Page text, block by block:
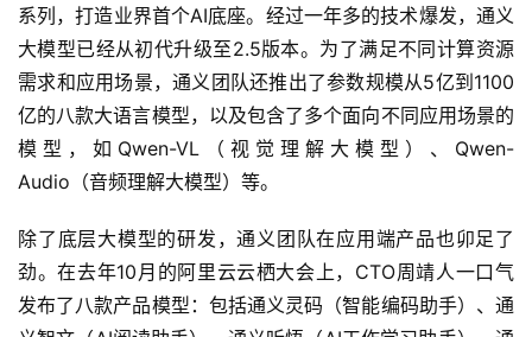
比起开源和闭源之争，如何实现商业化才是各家大模型当前
急需解决的难题。
纵观阿里通义大模型的体系，可以分为大模型底座和应用端
产品模型两个层面。2022年9月，达摩院发布“通义”大模型
系列，打造业界首个AI底座。经过一年多的技术爆发，通义
大模型已经从初代升级至2.5版本。为了满足不同计算资源
需求和应用场景，通义团队还推出了参数规模从5亿到1100
亿的八款大语言模型，以及包含了多个面向不同应用场景的
模型，如Qwen-VL（视觉理解大模型）、Qwen-